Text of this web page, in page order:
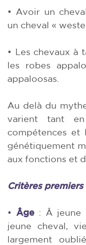
• Avoir un
un cheval «
• Les chevaux à
les robes
appaloosas.
Au delà du
varient tant en
compétences et
génétiquement
aux fonctions et
Critères premiers
• Âge : Â jeune
jeune cheval,
largement